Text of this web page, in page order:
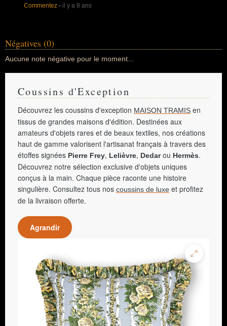
Commentez - il y a 8 ans
Négatives (0)
Aucune note négative pour le moment...
Coussins d'Exception
Découvrez les coussins d'exception MAISON TRAMIS en
tissus de grandes maisons d'édition. Destinées aux
amateurs d'objets rares et de beaux textiles, nos créations
haut de gamme valorisent l'artisanat français à travers des
étoffes signées Pierre Frey, Lelièvre, Dedarou Hermès.
Découvrez notre sélection exclusive d'objets uniques
conçus à la main. Chaque pièce raconte une histoire
singulière. Consultez tous nos coussins de luxe et profitez
de la livraison offerte.
Agrandir